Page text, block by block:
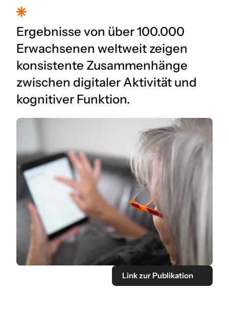
Ergebnisse von über 100.000
Erwachsenen weltweit zeigen
konsistente Zusammenhänge
zwischen digitaler Aktivität und
kognitiver Funktion.
Link zur Publikation